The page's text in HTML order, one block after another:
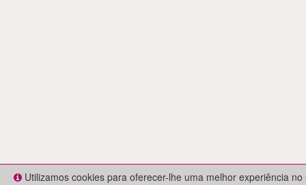
Utilizamos cookies para oferecer-lhe uma melhor experiência